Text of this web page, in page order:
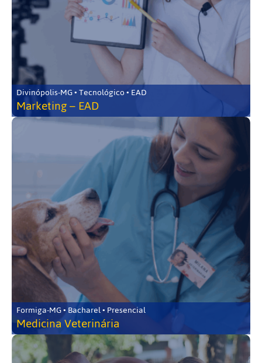
Divinópolis-MG • Tecnológico • EAD
Marketing – EAD
Formiga-MG • Bacharel • Presencial
Medicina Veterinária